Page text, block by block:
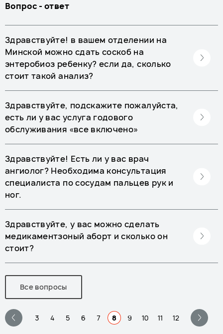
Вопрос - ответ
Здравствуйте! в вашем отделении на
Минской можно сдать соскоб на
энтеробиоз ребенку? если да, сколько
стоит такой анализ?
Здравствуйте, подскажите пожалуйста,
есть ли у вас услуга годового
обслуживания «все включено»
Здравствуйте! Есть ли у вас врач
ангиолог? Необходима консультация
специалиста по сосудам пальцев рук и
ног.
Здравствуйте, у вас можно сделать
медикаментзоный аборт и сколько он
стоит?
Все вопросы
3 4 5 6 7 8 9 10 11 12